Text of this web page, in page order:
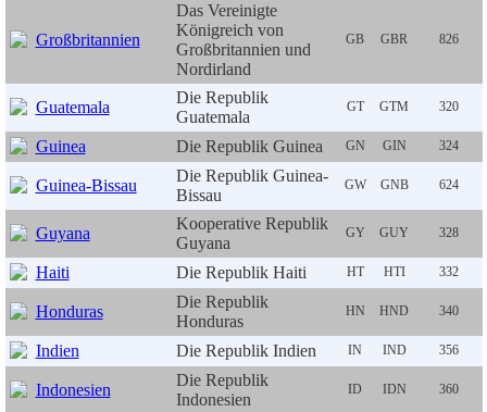
Großbritannien
Das Vereinigte
Königreich von
Großbritannien und
Nordirland
GB GBR 826
Guatemala
Die Republik
Guatemala
GT GTM 320
Guinea Die Republik Guinea GN GIN 324
Guinea-Bissau
Die Republik Guinea-
Bissau
GW GNB 624
Guyana
Kooperative Republik
Guyana
GY GUY 328
Haiti Die Republik Haiti HT HTI 332
Honduras
Die Republik
Honduras
HN HND 340
Indien Die Republik Indien IN IND 356
Indonesien
Die Republik
Indonesien
ID IDN 360